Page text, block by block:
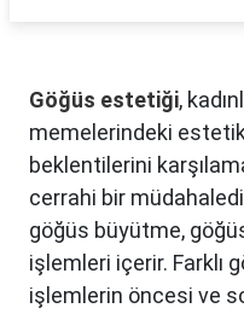
Göğüs estetiği,
memelerindeki
beklentilerini
cerrahi bir
göğüs büyütme,
işlemleri içerir. Farklı
işlemlerin öncesi ve